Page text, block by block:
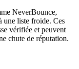
NeverBounce,
une liste froide. Ces
vérifiée et peuvent
chute de réputation.